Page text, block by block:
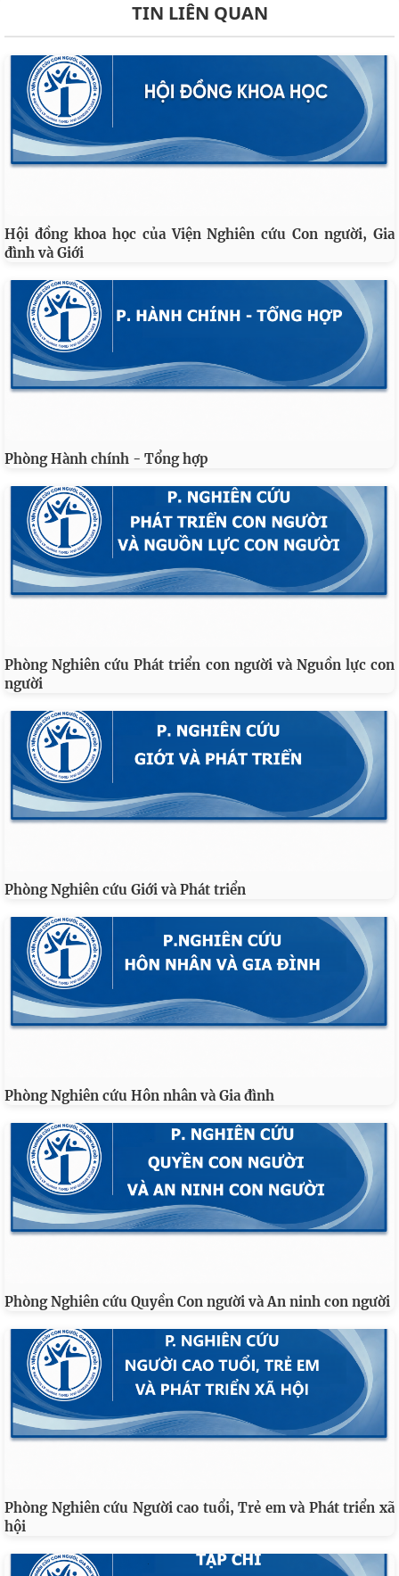
TIN LIÊN QUAN
Hội đồng khoa học của Viện Nghiên cứu Con người, Gia
đình và Giới
Phòng Hành chính - Tổng hợp
Phòng Nghiên cứu Phát triển con người và Nguồn lực con
người
Phòng Nghiên cứu Giới và Phát triển
Phòng Nghiên cứu Hôn nhân và Gia đình
Phòng Nghiên cứu Quyền Con người và An ninh con người
Phòng Nghiên cứu Người cao tuổi, Trẻ em và Phát triển xã
hội